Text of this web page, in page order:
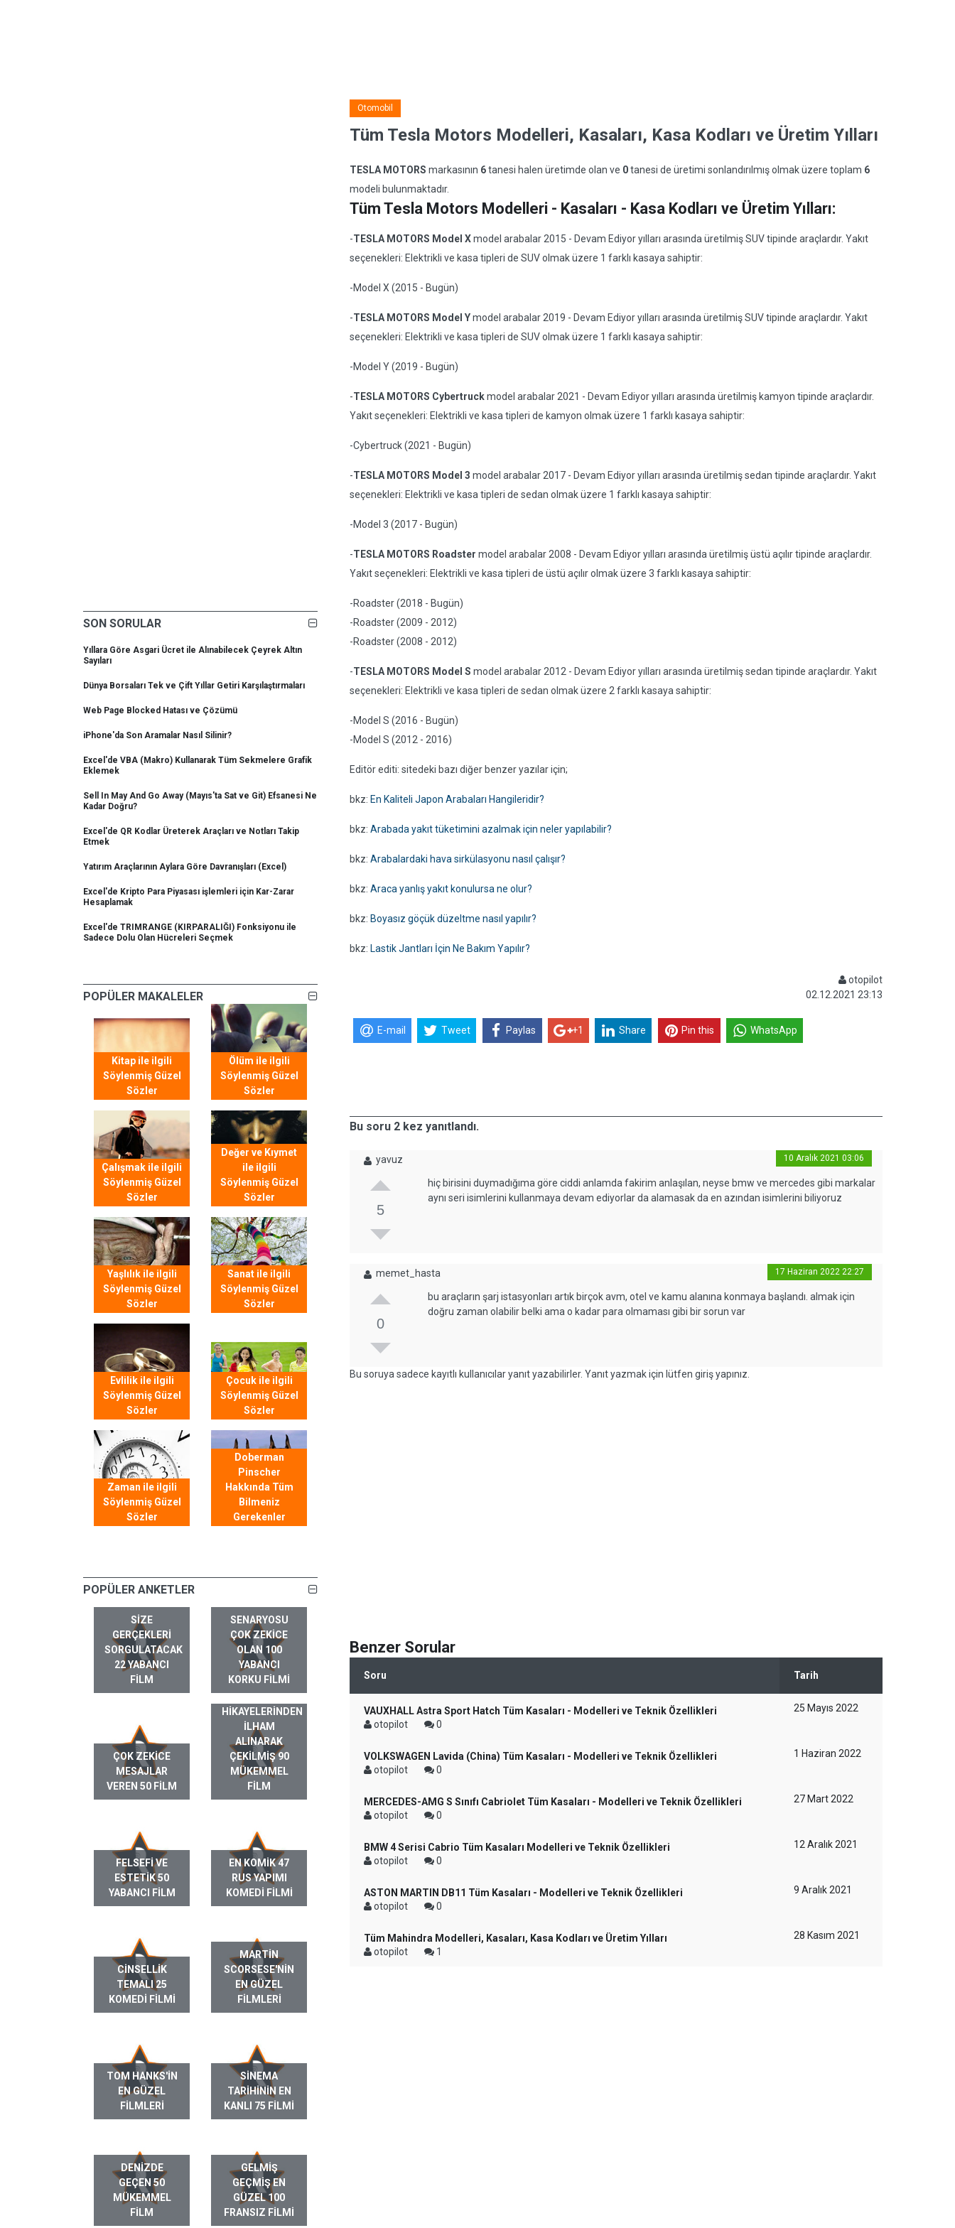
SON SORULAR
Yıllara Göre Asgari Ücret ile Alınabilecek Çeyrek Altın
Sayıları
Dünya Borsaları Tek ve Çift Yıllar Getiri Karşılaştırmaları
Web Page Blocked Hatası ve Çözümü
iPhone'da Son Aramalar Nasıl Silinir?
Excel'de VBA (Makro) Kullanarak Tüm Sekmelere Grafik
Eklemek
Sell In May And Go Away (Mayıs'ta Sat ve Git) Efsanesi Ne
Kadar Doğru?
Excel'de QR Kodlar Üreterek Araçları ve Notları Takip
Etmek
Yatırım Araçlarının Aylara Göre Davranışları (Excel)
Excel'de Kripto Para Piyasası işlemleri için Kar-Zarar
Hesaplamak
Excel'de TRIMRANGE (KIRPARALIĞI) Fonksiyonu ile
Sadece Dolu Olan Hücreleri Seçmek
POPÜLER MAKALELER
Kitap ile ilgili
Söylenmiş Güzel
Sözler
Ölüm ile ilgili
Söylenmiş Güzel
Sözler
Çalışmak ile ilgili
Söylenmiş Güzel
Sözler
Değer ve Kıymet
ile ilgili
Söylenmiş Güzel
Sözler
Yaşlılık ile ilgili
Söylenmiş Güzel
Sözler
Sanat ile ilgili
Söylenmiş Güzel
Sözler
Evlilik ile ilgili
Söylenmiş Güzel
Sözler
Çocuk ile ilgili
Söylenmiş Güzel
Sözler
Zaman ile ilgili
Söylenmiş Güzel
Sözler
Doberman
Pinscher
Hakkında Tüm
Bilmeniz
Gerekenler
POPÜLER ANKETLER
SIZE
GERÇEKLERI
SORGULATACAK
22 YABANCI
FILM
SENARYOSU
ÇOK ZEKICE
OLAN 100
YABANCI
KORKU FILMI
ÇOK ZEKICE
MESAJLAR
VEREN 50 FILM
GERÇEK HAYAT
HIKAYELERINDEN
ILHAM
ALINARAK
ÇEKILMIŞ 90
MÜKEMMEL
FILM
FELSEFI VE
ESTETIK 50
YABANCI FILM
EN KOMIK 47
RUS YAPIMI
KOMEDI FILMI
CINSELLIK
TEMALI 25
KOMEDI FILMI
MARTIN
SCORSESE'NIN
EN GÜZEL
FILMLERI
TOM HANKS'IN
EN GÜZEL
FILMLERI
SINEMA
TARIHININ EN
KANLI 75 FILMI
DENIZDE
GEÇEN 50
MÜKEMMEL
FILM
GELMIŞ
GEÇMIŞ EN
GÜZEL 100
FRANSIZ FILMI
Otomobil
Tüm Tesla Motors Modelleri, Kasaları, Kasa Kodları ve Üretim Yılları
TESLA MOTORS markasının 6tanesi halen üretimde olan ve 0tanesi de üretimi sonlandırılmış olmak üzere toplam 6
modeli bulunmaktadır.
Tüm Tesla Motors Modelleri - Kasaları - Kasa Kodları ve Üretim Yılları:
-TESLA MOTORS Model Xmodel arabalar 2015 - Devam Ediyor yılları arasında üretilmiş SUV tipinde araçlardır. Yakıt
seçenekleri: Elektrikli ve kasa tipleri de SUV olmak üzere 1 farklı kasaya sahiptir:
-Model X (2015 - Bugün)
-TESLA MOTORS Model Ymodel arabalar 2019 - Devam Ediyor yılları arasında üretilmiş SUV tipinde araçlardır. Yakıt
seçenekleri: Elektrikli ve kasa tipleri de SUV olmak üzere 1 farklı kasaya sahiptir:
-Model Y (2019 - Bugün)
-TESLA MOTORS Cybertruckmodel arabalar 2021 - Devam Ediyor yılları arasında üretilmiş kamyon tipinde araçlardır.
Yakıt seçenekleri: Elektrikli ve kasa tipleri de kamyon olmak üzere 1 farklı kasaya sahiptir:
-Cybertruck (2021 - Bugün)
-TESLA MOTORS Model 3 model arabalar 2017 - Devam Ediyor yılları arasında üretilmiş sedan tipinde araçlardır. Yakıt
seçenekleri: Elektrikli ve kasa tipleri de sedan olmak üzere 1 farklı kasaya sahiptir:
-Model 3 (2017 - Bugün)
-TESLA MOTORS Roadster model arabalar 2008 - Devam Ediyor yılları arasında üretilmiş üstü açılır tipinde araçlardır.
Yakıt seçenekleri: Elektrikli ve kasa tipleri de üstü açılır olmak üzere 3 farklı kasaya sahiptir:
-Roadster (2018 - Bugün)
-Roadster (2009 - 2012)
-Roadster (2008 - 2012)
-TESLA MOTORS Model S model arabalar 2012 - Devam Ediyor yılları arasında üretilmiş sedan tipinde araçlardır. Yakıt
seçenekleri: Elektrikli ve kasa tipleri de sedan olmak üzere 2 farklı kasaya sahiptir:
-Model S (2016 - Bugün)
-Model S (2012 - 2016)
Editör editi: sitedeki bazı diğer benzer yazılar için;
bkz: En Kaliteli Japon Arabaları Hangileridir?
bkz: Arabada yakıt tüketimini azalmak için neler yapılabilir?
bkz: Arabalardaki hava sirkülasyonu nasıl çalışır?
bkz: Araca yanlış yakıt konulursa ne olur?
bkz: Boyasız göçük düzeltme nasıl yapılır?
bkz: Lastik Jantları İçin Ne Bakım Yapılır?
otopilot
02.12.2021 23:13
E-mail Tweet Paylas +1 Share Pin this WhatsApp
Bu soru 2 kez yanıtlandı.
yavuz 10 Aralık 2021 03:06
5
hiç birisini duymadığıma göre ciddi anlamda fakirim anlaşılan, neyse bmw ve mercedes gibi markalar
aynı seri isimlerini kullanmaya devam ediyorlar da alamasak da en azından isimlerini biliyoruz
memet_hasta 17 Haziran 2022 22:27
0
bu araçların şarj istasyonları artık birçok avm, otel ve kamu alanına konmaya başlandı. almak için
doğru zaman olabilir belki ama o kadar para olmaması gibi bir sorun var
Bu soruya sadece kayıtlı kullanıcılar yanıt yazabilirler. Yanıt yazmak için lütfen giriş yapınız.
Benzer Sorular
Soru Tarih
VAUXHALL Astra Sport Hatch Tüm Kasaları - Modelleri ve Teknik Özellikleri
otopilot
0
25 Mayıs 2022
VOLKSWAGEN Lavida (China) Tüm Kasaları - Modelleri ve Teknik Özellikleri
otopilot
0
1 Haziran 2022
MERCEDES-AMG S Sınıfı Cabriolet Tüm Kasaları - Modelleri ve Teknik Özellikleri
otopilot
0
27 Mart 2022
BMW 4 Serisi Cabrio Tüm Kasaları Modelleri ve Teknik Özellikleri
otopilot
0
12 Aralık 2021
ASTON MARTIN DB11 Tüm Kasaları - Modelleri ve Teknik Özellikleri
otopilot
0
9 Aralık 2021
Tüm Mahindra Modelleri, Kasaları, Kasa Kodları ve Üretim Yılları
otopilot
1
28 Kasım 2021